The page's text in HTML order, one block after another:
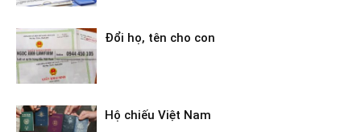
Đổi họ, tên cho con
Hộ chiếu Việt Nam